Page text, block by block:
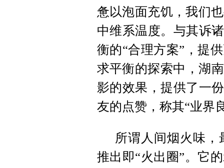
惫以泡面充饥，我们
中维系温度。与其诉
衡的“合理方案”，提
求平衡的探索中，湖
影的效果，提供了一
友的点赞，称其“业界
所谓人间烟火味
推出即“火出圈”。它